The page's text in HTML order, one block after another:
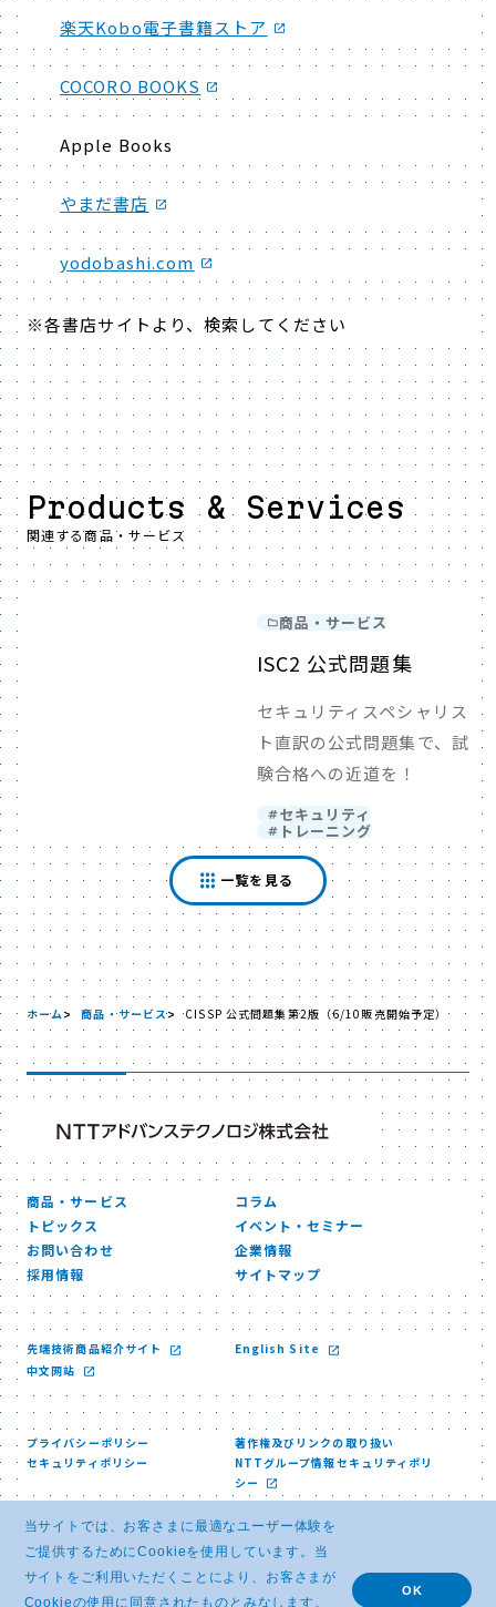
楽天Kobo電子書籍ストア
COCORO BOOKS
Apple Books
やまだ書店
yodobashi.com
※各書店サイトより、検索してください
Products & Services
関連する商品・サービス
商品・サービス
ISC2 公式問題集
セキュリティスペシャリス
ト直訳の公式問題集で、試
験合格への近道を！
セキュリティ
トレーニング
一覧を見る
ホーム 商品・サービス CISSP 公式問題集第2版（6/10販売開始予定）
商品・サービス
コラム
トピックス
イベント・セミナー
お問い合わせ
企業情報
採用情報
サイトマップ
先端技術商品紹介サイト
English Site
中文网站
プライバシーポリシー
著作権及びリンクの取り扱い
セキュリティポリシー
NTTグループ情報セキュリティポリ
シー
当サイトでは、お客さまに最適なユーザー体験を
ご提供するためにCookieを使用しています。当
サイトをご利用いただくことにより、お客さまが
Cookieの使用に同意されたものとみなします。
OK